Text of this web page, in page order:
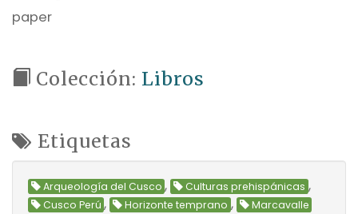
paper
Colección: Libros
Etiquetas
Arqueología del Cusco , Culturas prehispánicas ,
Cusco Perú , Horizonte temprano , Marcavalle